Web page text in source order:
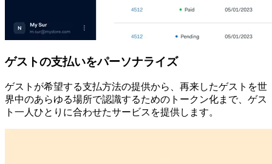
ゲストの支払いをパーソナライズ
ゲストが希望する支払方法の提供から、再来したゲストを世
界中のあらゆる場所で認識するためのトークン化まで、ゲス
ト一人ひとりに合わせたサービスを提供します。